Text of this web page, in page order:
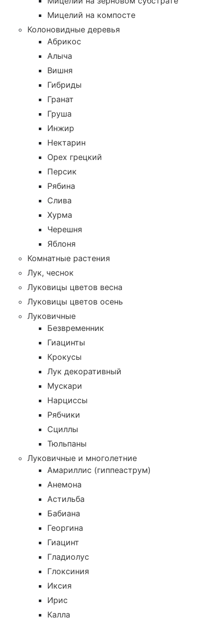
Мицелий на компосте
Колоновидные деревья
Абрикос
Алыча
Вишня
Гибриды
Гранат
Груша
Инжир
Нектарин
Орех грецкий
Персик
Рябина
Слива
Хурма
Черешня
Яблоня
Комнатные растения
Лук, чеснок
Луковицы цветов весна
Луковицы цветов осень
Луковичные
Безвременник
Гиацинты
Крокусы
Лук декоративный
Мускари
Нарциссы
Рябчики
Сциллы
Тюльпаны
Луковичные и многолетние
Амариллис (гиппеаструм)
Анемона
Астильба
Бабиана
Георгина
Гиацинт
Гладиолус
Глоксиния
Иксия
Ирис
Калла